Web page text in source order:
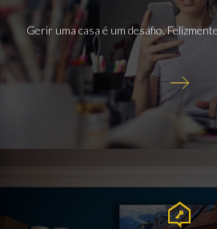
Gerir uma casa é um desafio.